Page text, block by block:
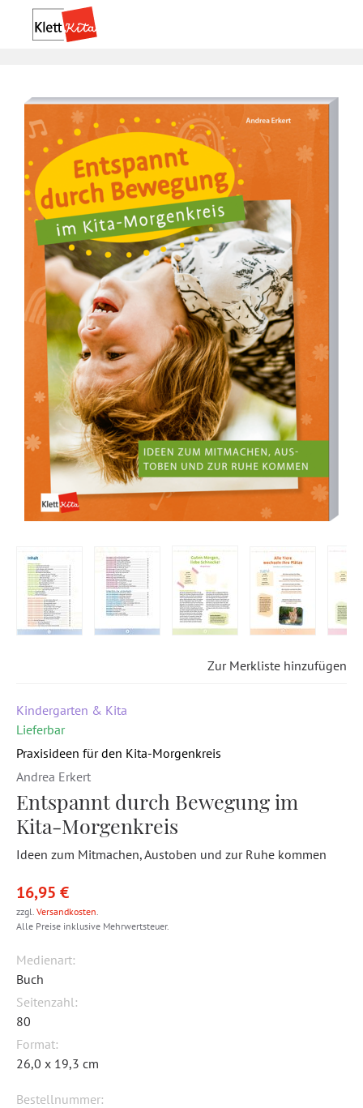
Zur Merkliste hinzufügen
Kindergarten & Kita
Lieferbar
Praxisideen für den Kita-Morgenkreis
Andrea Erkert
Entspannt durch Bewegung im
Kita-Morgenkreis
Ideen zum Mitmachen, Austoben und zur Ruhe kommen
16,95 €
zzgl. Versandkosten.
Alle Preise inklusive Mehrwertsteuer.
Medienart:
Buch
Seitenzahl:
80
Format:
26,0 x 19,3 cm
Bestellnummer: